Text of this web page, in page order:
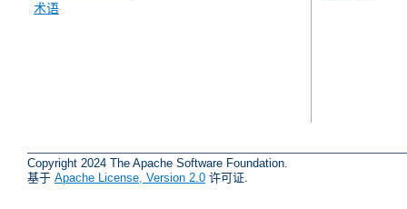
术语
Copyright 2024 The Apache Software Foundation.
基于 Apache License, Version 2.0 许可证.